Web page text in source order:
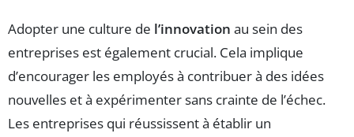
Adopter une culture de l’innovation au sein des
entreprises est également crucial. Cela implique
d’encourager les employés à contribuer à des idées
nouvelles et à expérimenter sans crainte de l’échec.
Les entreprises qui réussissent à établir un